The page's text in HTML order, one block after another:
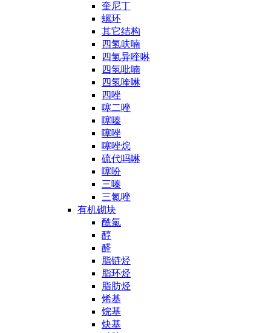
奎尼丁
螺环
其它结构
四氢呋喃
四氢异喹啉
四氢吡喃
四氢喹啉
四唑
噻二唑
噻嗪
噻唑
噻唑烷
硫代吗啉
噻吩
三嗪
三氮唑
有机砌块
酰氯
醇
醛
脂链烃
脂环烃
脂肪烃
烯基
烷基
炔基